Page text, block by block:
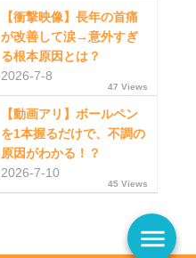
【衝撃映像】長年の首痛
が改善して涙→意外すぎ
る根本原因とは？
2026-7-8
47 Views
【動画アリ】ボールペン
を1本握るだけで、不調の
原因がわかる！？
2026-7-10
45 Views
menu